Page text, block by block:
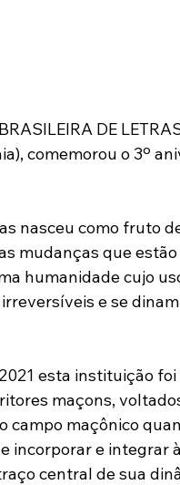
DE
comemorou o 3º
nasceu como fruto
mudanças que
humanidade cujo
e se
esta instituição
maçons,
maçônico
incorporar e integrar
central de sua